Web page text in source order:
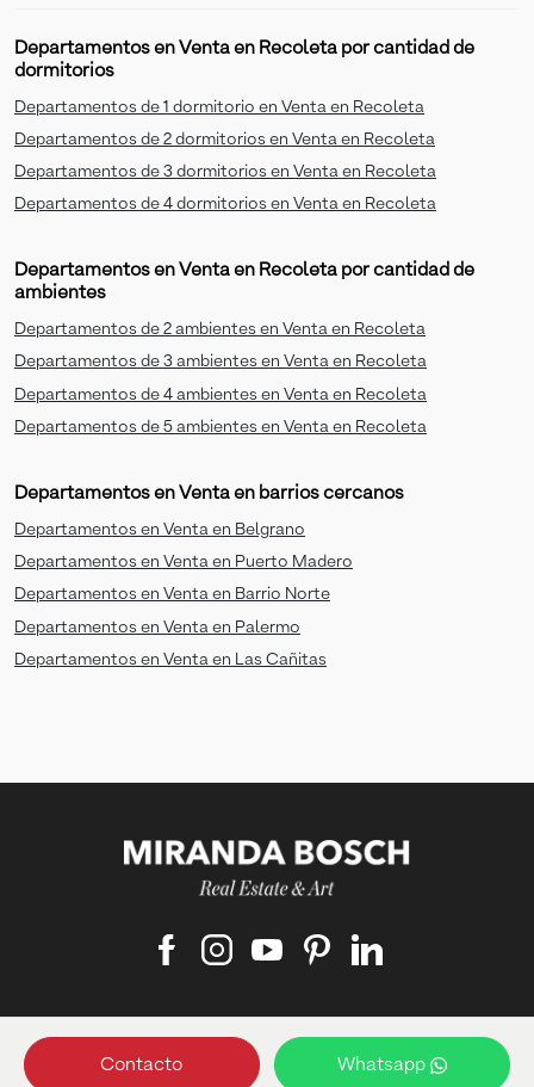
Contacto Whatsapp
Departamentos en Venta en Recoleta por cantidad de
dormitorios
Departamentos de 1 dormitorio en Venta en Recoleta
Departamentos de 2 dormitorios en Venta en Recoleta
Departamentos de 3 dormitorios en Venta en Recoleta
Departamentos de 4 dormitorios en Venta en Recoleta
Departamentos en Venta en Recoleta por cantidad de
ambientes
Departamentos de 2 ambientes en Venta en Recoleta
Departamentos de 3 ambientes en Venta en Recoleta
Departamentos de 4 ambientes en Venta en Recoleta
Departamentos de 5 ambientes en Venta en Recoleta
Departamentos en Venta en barrios cercanos
Departamentos en Venta en Belgrano
Departamentos en Venta en Puerto Madero
Departamentos en Venta en Barrio Norte
Departamentos en Venta en Palermo
Departamentos en Venta en Las Cañitas
Matriculado responsable:
Francisco Bosch ‑ Matrícula: 4489